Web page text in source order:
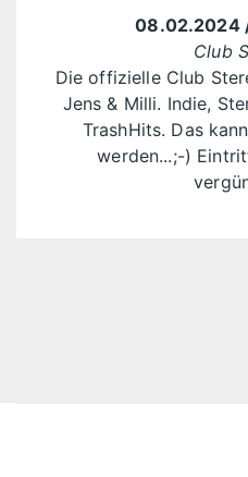
08.02.2024
Club
Die offizielle Club
Jens & Milli. Indie,
TrashHits. Das
werden...;-)